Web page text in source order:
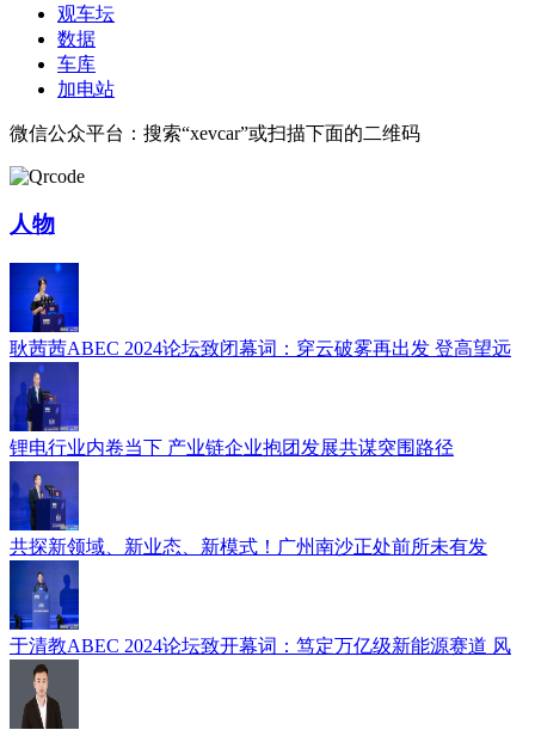
观车坛
数据
车库
加电站
微信公众平台：搜索“xevcar”或扫描下面的二维码
人物
耿茜茜ABEC 2024论坛致闭幕词：穿云破雾再出发 登高望远
锂电行业内卷当下 产业链企业抱团发展共谋突围路径
共探新领域、新业态、新模式！广州南沙正处前所未有发
于清教ABEC 2024论坛致开幕词：笃定万亿级新能源赛道 风